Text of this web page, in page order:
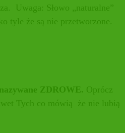
Uwaga: Słowo „naturalne”
tyle że są nie przetworzone.
ZDROWE. Oprócz
Tych co mówią że nie lubią